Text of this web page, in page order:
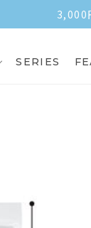
3,000
SERIES